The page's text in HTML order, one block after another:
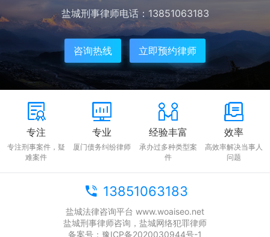
盐城刑事律师电话：13851063183
咨询热线 立即预约律师
专注
专注刑事案件，疑
难案件
专业
厦门债务纠纷律师
经验丰富
承办过多种类型案
件
效率
高效率解决当事人
问题
13851063183
盐城法律咨询平台 www.woaiseo.net
盐城刑事律师咨询，盐城网络犯罪律师
备案号： 豫ICP备2020030944号-1